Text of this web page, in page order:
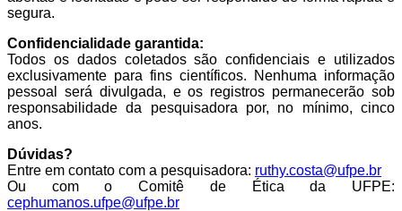
segura.
Confidencialidade garantida:
Todos os dados coletados são confidenciais e utilizados
exclusivamente para fins científicos. Nenhuma informação
pessoal será divulgada, e os registros permanecerão sob
responsabilidade da pesquisadora por, no mínimo, cinco
anos.
Dúvidas?
Entre em contato com a pesquisadora: ruthy.costa@ufpe.br
Ou com o Comitê de Ética da UFPE:
cephumanos.ufpe@ufpe.br